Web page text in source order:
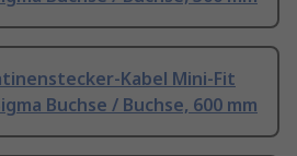
Kabel Mini-Fit
Buchse / Buchse, 600 mm